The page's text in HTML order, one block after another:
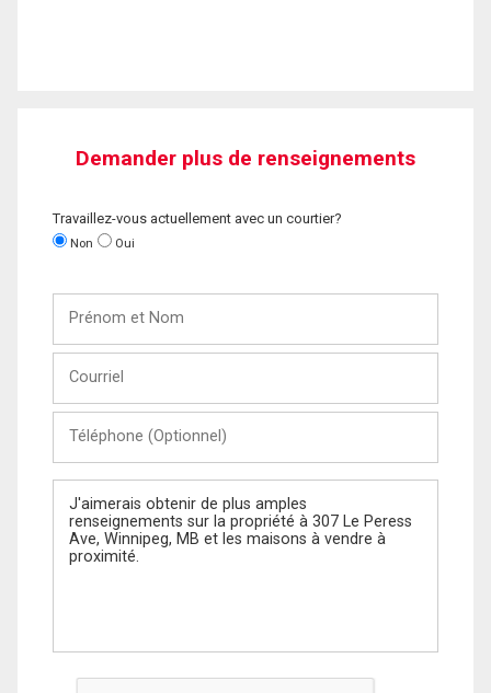
Demander plus de renseignements
Travaillez-vous actuellement avec un courtier?
Non Oui
Nom
(Optionnel)
Message